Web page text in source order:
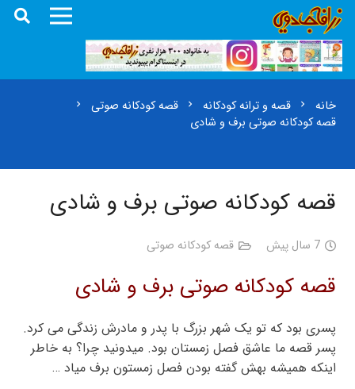
خانه chevron_right قصه و ترانه کودکانه chevron_right قصه کودکانه صوتی chevron_right
قصه کودکانه صوتی برف و شادی
قصه کودکانه صوتی برف و شادی
7 سال پیش قصه کودکانه صوتی
قصه کودکانه صوتی برف و شادی
پسری بود که تو یک شهر بزرگ با پدر و مادرش زندگی می کرد.
پسر قصه ما عاشق فصل زمستان بود. میدونید چرا؟ به خاطر
اینکه همیشه بهش گفته بودن فصل زمستون برف میاد …